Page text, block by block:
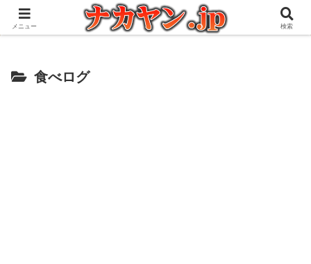
アウトドアとガジェット好きな管理人の愉快な日々を綴るブログ
食べログ
メニュー 検索